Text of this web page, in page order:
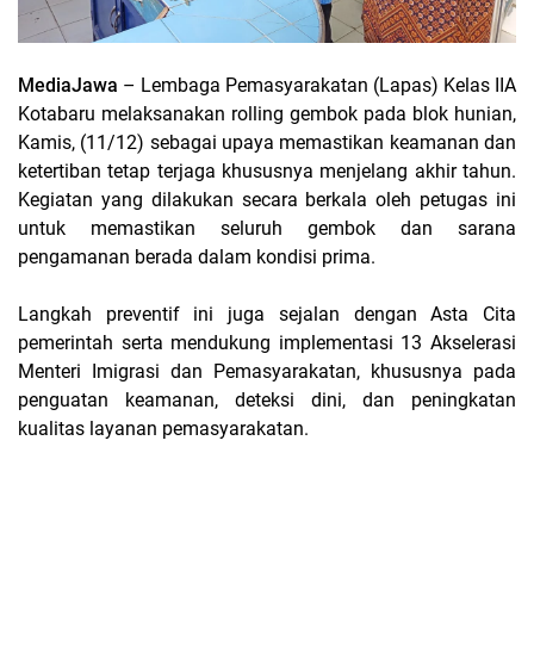
MediaJawa – Lembaga Pemasyarakatan (Lapas) Kelas IIA
Kotabaru melaksanakan rolling gembok pada blok hunian,
Kamis, (11/12) sebagai upaya memastikan keamanan dan
ketertiban tetap terjaga khususnya menjelang akhir tahun.
Kegiatan yang dilakukan secara berkala oleh petugas ini
untuk memastikan seluruh gembok dan sarana
pengamanan berada dalam kondisi prima.
Langkah preventif ini juga sejalan dengan Asta Cita
pemerintah serta mendukung implementasi 13 Akselerasi
Menteri Imigrasi dan Pemasyarakatan, khususnya pada
penguatan keamanan, deteksi dini, dan peningkatan
kualitas layanan pemasyarakatan.